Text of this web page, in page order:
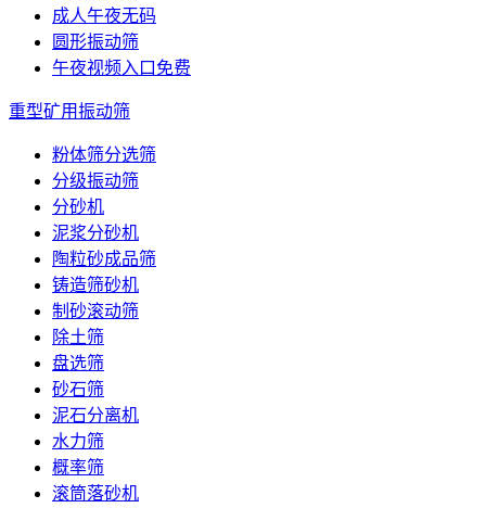
成人午夜无码
圆形振动筛
午夜视频入口免费
重型矿用振动筛
粉体筛分选筛
分级振动筛
分砂机
泥浆分砂机
陶粒砂成品筛
铸造筛砂机
制砂滚动筛
除土筛
盘选筛
砂石筛
泥石分离机
水力筛
概率筛
滚筒落砂机